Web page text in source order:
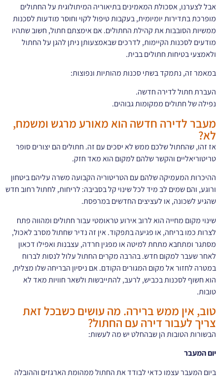
אבל לצערנו, אסכולת המאמינים בתיאוריה המיתולוגית על החתולים
מופרכת בתדירות יומיומית, בעקבות טיפול לקוי וחוסר מודעות לסכנות
ממשיות הסובבות את קהילת החתולים. אם אימצתם חתול, חשוב שתהיו
מודעים לסכנות הקיימות, לדרכים שבאמצעותן ניתן להגן על החתול
ולאמצעי בטיחות חתולים בבית.
במאמר זה, נתמקד בשתי סכנות מהותיות ונפוצות:
העברת חתול לדירה חדשה.
נפילה של חתולים ממקומות גבוהים.
מעבר לדירה חדשה הוא מאורע מרגש ומשמח,
לא?
אז זהו, שהחתול שלכם ממש לא יסכים עם זה. חתולים הם יצורים סופר
טריטוריאליים והקשר שלהם למקום הוא מאד חזק.
ההיכרות המעמיקה שלהם עם הטריטוריה הקבועה משרה עליהם ביטחון
ורוגע, והם שמים לב מיד לכל שינוי קל בסביבה: לריחות, לחתול רחוב חדש
שהגיע לשכונה, או לעציצים החדשים במרפסת.
שינוי מקום מחייה הוא לרוב אירוע טראומטי עבור חתולים ומהווה פתח
לצרות כמו בריחה, או פגיעה בתפקוד. אין זה נדיר שחתול מסרב לאכול,
מסתגר ומתחבא מתחת למיטה או מפגין חרדה, עצבנות ואפילו דכאון
לאחר שעבר למקום חדש. בהרבה מקרים החתול עלול לנסות לברוח
במטרה לחזור אל מקום המגורים הקודם. אם ניסיון הבריחה שלו מצליח,
הוא חשוף לסכנות בכביש, לרעב, להתייבשות ולשאר חוויות מאד לא
טובות.
טוב, אין ממש ברירה. מה עושים כשבכל זאת
צריך לעבור דירה עם החתול?
הבשורות הטובות הן שבהחלט יש מה לעשות:
יום המעבר
ביום המעבר עצמו כדאי לבודד את החתול ממהומת הארגזים וההובלה